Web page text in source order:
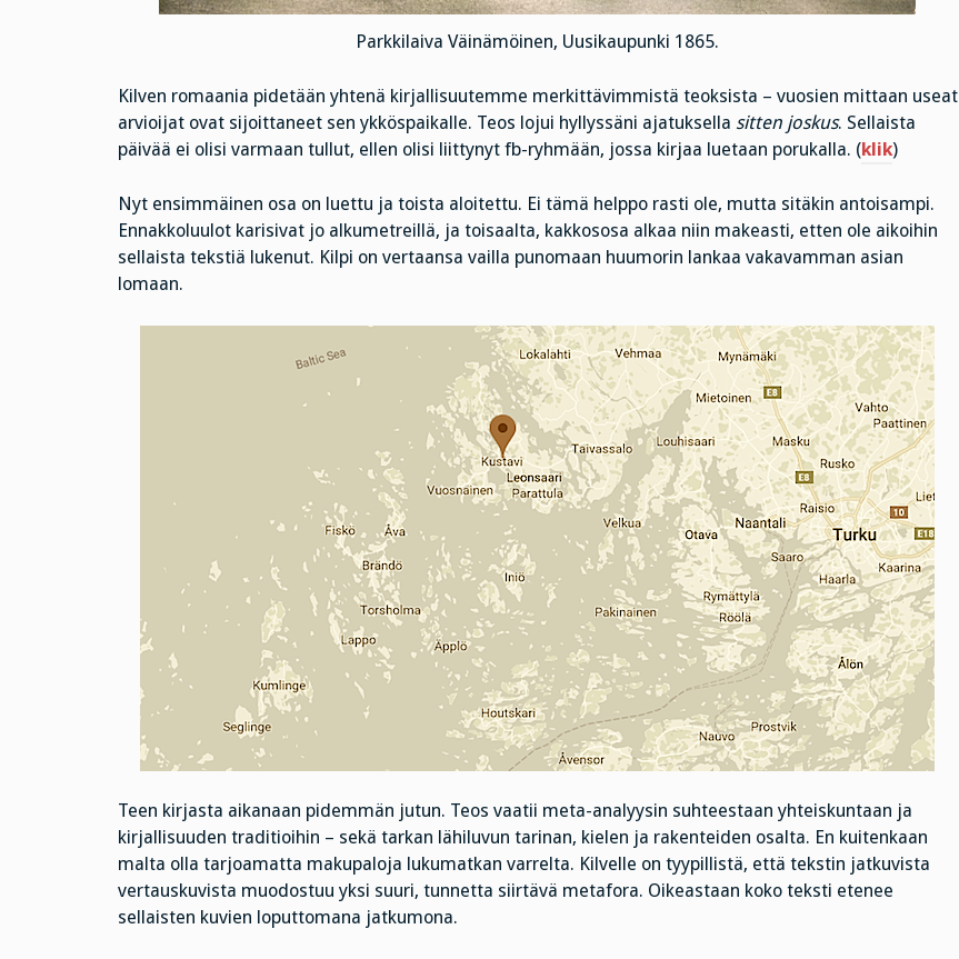
Parkkilaiva Väinämöinen, Uusikaupunki 1865.
Kilven romaania pidetään yhtenä kirjallisuutemme merkittävimmistä teoksista – vuosien mittaan useat
arvioijat ovat sijoittaneet sen ykköspaikalle. Teos lojui hyllyssäni ajatuksella sitten joskus. Sellaista
päivää ei olisi varmaan tullut, ellen olisi liittynyt fb-ryhmään, jossa kirjaa luetaan porukalla. (klik)
Nyt ensimmäinen osa on luettu ja toista aloitettu. Ei tämä helppo rasti ole, mutta sitäkin antoisampi.
Ennakkoluulot karisivat jo alkumetreillä, ja toisaalta, kakkososa alkaa niin makeasti, etten ole aikoihin
sellaista tekstiä lukenut. Kilpi on vertaansa vailla punomaan huumorin lankaa vakavamman asian
lomaan.
Teen kirjasta aikanaan pidemmän jutun. Teos vaatii meta-analyysin suhteestaan yhteiskuntaan ja
kirjallisuuden traditioihin – sekä tarkan lähiluvun tarinan, kielen ja rakenteiden osalta. En kuitenkaan
malta olla tarjoamatta makupaloja lukumatkan varrelta. Kilvelle on tyypillistä, että tekstin jatkuvista
vertauskuvista muodostuu yksi suuri, tunnetta siirtävä metafora. Oikeastaan koko teksti etenee
sellaisten kuvien loputtomana jatkumona.